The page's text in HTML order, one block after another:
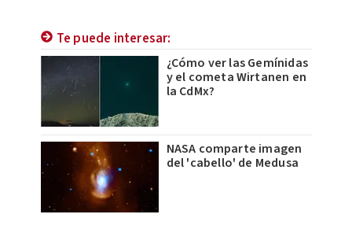
Te puede interesar:
¿Cómo ver las Gemínidas
y el cometa Wirtanen en
la CdMx?
NASA comparte imagen
del 'cabello' de Medusa